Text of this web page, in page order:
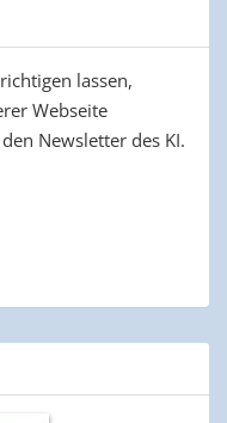
lassen,
Webseite
Newsletter des KI.